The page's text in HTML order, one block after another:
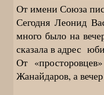
От имени Союза
Сегодня Леонид
много было на
сказала в адрес
От
Жанайдаров, а